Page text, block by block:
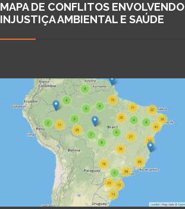
MAPA DE CONFLITOS ENVOLVENDO
INJUSTIÇA AMBIENTAL E SAÚDE